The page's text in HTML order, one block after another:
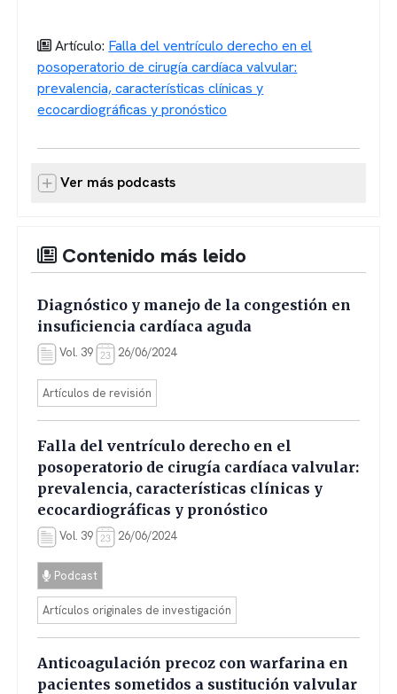
Artículo: Falla del ventrículo derecho en el
posoperatorio de cirugía cardíaca valvular:
prevalencia, características clínicas y
ecocardiográficas y pronóstico
Ver más podcasts
Contenido más leido
Diagnóstico y manejo de la congestión en
insuficiencia cardíaca aguda
Vol. 39 26/06/2024
Artículos de revisión
Falla del ventrículo derecho en el
posoperatorio de cirugía cardíaca valvular:
prevalencia, características clínicas y
ecocardiográficas y pronóstico
Vol. 39 26/06/2024
Podcast
Artículos originales de investigación
Anticoagulación precoz con warfarina en
pacientes sometidos a sustitución valvular